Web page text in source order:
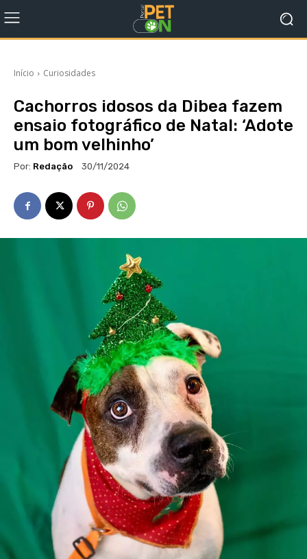
Início Curiosidades
Cachorros idosos da Dibea fazem
ensaio fotográfico de Natal: ‘Adote
um bom velhinho’
Por: Redação 30/11/2024